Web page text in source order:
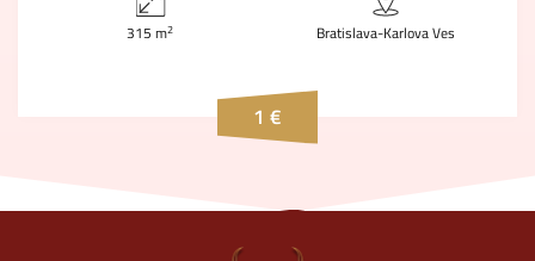
315 m2 Bratislava-Karlova Ves
1 €